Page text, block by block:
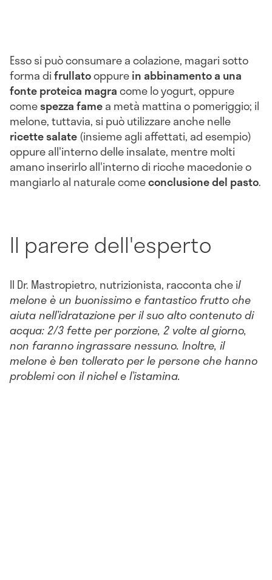
Esso si può consumare a colazione, magari sotto
forma difrullatooppurein abbinamento a una
fonte proteica magracome lo yogurt, oppure
comespezza famea metà mattina o pomeriggio; il
melone, tuttavia, si può utilizzare anche nelle
ricette salate(insieme agli affettati, ad esempio)
oppure all'interno delle insalate, mentre molti
amano inserirlo all'interno di ricche macedonie o
mangiarlo al naturale comeconclusione del pasto.
Il parere dell'esperto
Il Dr. Mastropietro, nutrizionista, racconta che il
melone è un buonissimo e fantastico frutto che
aiuta nell’idratazione per il suo alto contenuto di
acqua: 2/3 fette per porzione, 2 volte al giorno,
non faranno ingrassare nessuno. Inoltre, il
melone è ben tollerato per le persone che hanno
problemi con il nichel e l’istamina.